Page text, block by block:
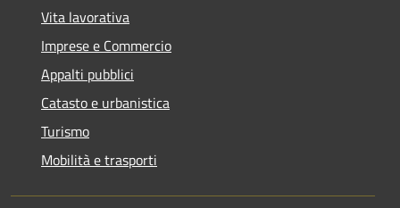
Vita lavorativa
Imprese e Commercio
Appalti pubblici
Catasto e urbanistica
Turismo
Mobilità e trasporti